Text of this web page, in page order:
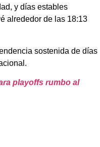
y días estables
alrededor de las 18:13
sostenida de días
playoffs rumbo al